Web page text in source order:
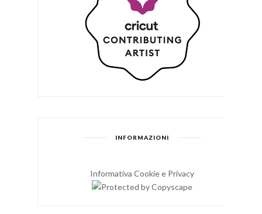
INFORMAZIONI
Informativa Cookie e Privacy